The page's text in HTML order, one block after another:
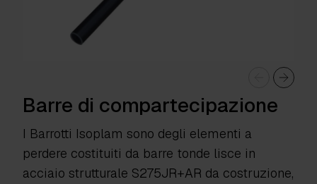
Barre di compartecipazione
I Barrotti Isoplam sono degli elementi a
perdere costituiti da barre tonde lisce in
acciaio strutturale S275JR+AR da costruzione,